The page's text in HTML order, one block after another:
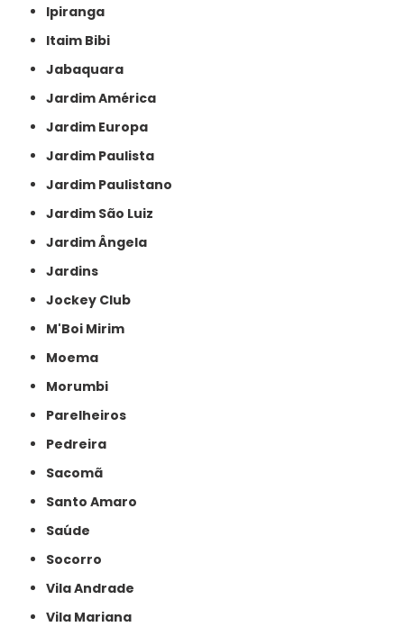
Ipiranga
Itaim Bibi
Jabaquara
Jardim América
Jardim Europa
Jardim Paulista
Jardim Paulistano
Jardim São Luiz
Jardim Ângela
Jardins
Jockey Club
M'Boi Mirim
Moema
Morumbi
Parelheiros
Pedreira
Sacomã
Santo Amaro
Saúde
Socorro
Vila Andrade
Vila Mariana